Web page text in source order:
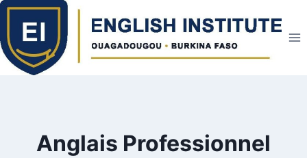
Anglais Professionnel